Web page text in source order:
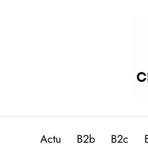
Actu B2b B2c